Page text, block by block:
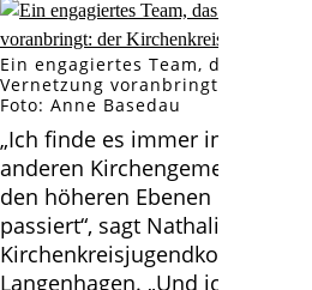
Ein engagiertes Team, das
Vernetzung voranbringt: der
Foto: Anne Basedau
„Ich finde es immer
anderen Kirchengemeinden
den höheren Ebenen der
passiert“, sagt Nathalie
Kirchenkreisjugendkonvent
Langenhagen. „Und ich freue